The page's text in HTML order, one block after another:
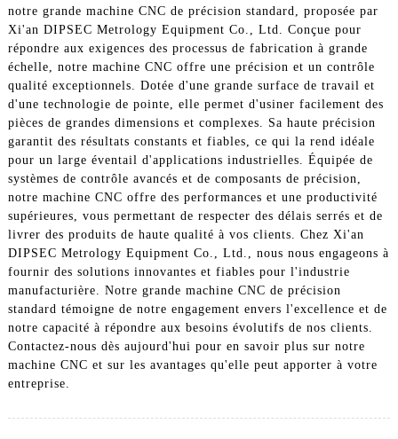
notre grande machine CNC de précision standard, proposée par
Xi'an DIPSEC Metrology Equipment Co., Ltd. Conçue pour
répondre aux exigences des processus de fabrication à grande
échelle, notre machine CNC offre une précision et un contrôle
qualité exceptionnels. Dotée d'une grande surface de travail et
d'une technologie de pointe, elle permet d'usiner facilement des
pièces de grandes dimensions et complexes. Sa haute précision
garantit des résultats constants et fiables, ce qui la rend idéale
pour un large éventail d'applications industrielles. Équipée de
systèmes de contrôle avancés et de composants de précision,
notre machine CNC offre des performances et une productivité
supérieures, vous permettant de respecter des délais serrés et de
livrer des produits de haute qualité à vos clients. Chez Xi'an
DIPSEC Metrology Equipment Co., Ltd., nous nous engageons à
fournir des solutions innovantes et fiables pour l'industrie
manufacturière. Notre grande machine CNC de précision
standard témoigne de notre engagement envers l'excellence et de
notre capacité à répondre aux besoins évolutifs de nos clients.
Contactez-nous dès aujourd'hui pour en savoir plus sur notre
machine CNC et sur les avantages qu'elle peut apporter à votre
entreprise.